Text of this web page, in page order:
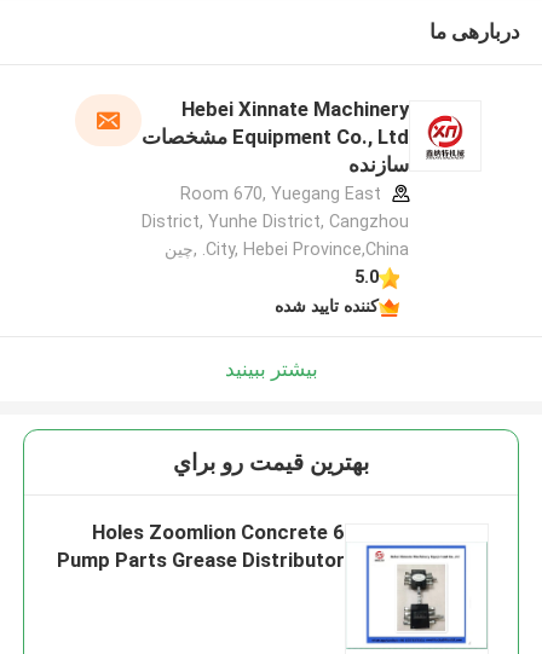
دربارهی ما
Hebei Xinnate Machinery
Equipment Co., Ltd مشخصات
سازنده
Room 670, Yuegang East
District, Yunhe District, Cangzhou
City, Hebei Province,China. ,چین
5.0
کننده تایید شده
بیشتر ببینید
بهترين قيمت رو براي
6 Holes Zoomlion Concrete
Pump Parts Grease Distributor